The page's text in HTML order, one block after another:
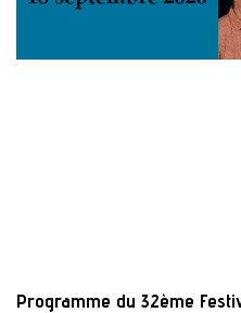
Programme du 32ème